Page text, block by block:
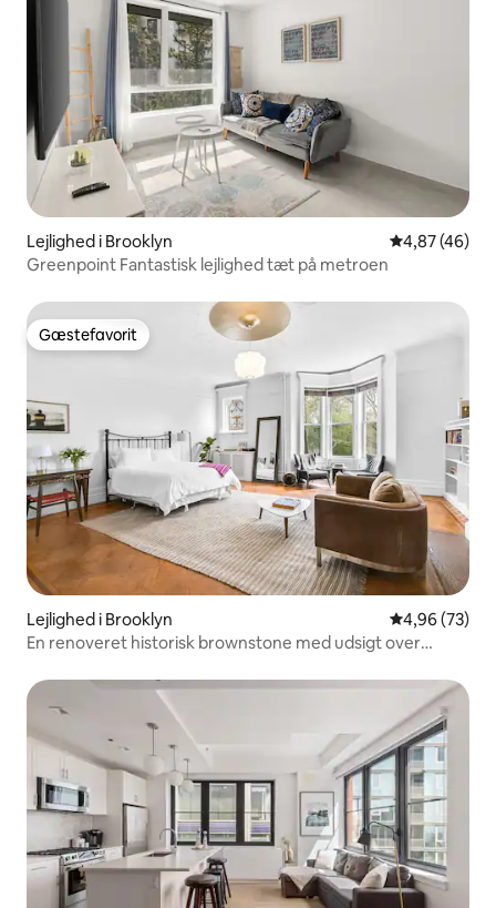
Lejlighed i Brooklyn 4,87 ud af 5 i
4,87 (46)
Greenpoint Fantastisk lejlighed tæt på metroen
Gæstefavorit
Gæstefavorit
Lejlighed i Brooklyn 4,96 ud af 5 i
4,96 (73)
En renoveret historisk brownstone med udsigt over